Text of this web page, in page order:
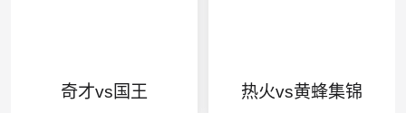
奇才vs国王 热火vs黄蜂集锦